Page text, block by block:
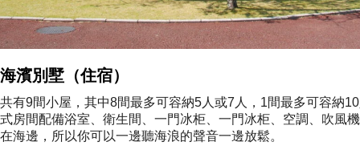
海濱別墅（住宿）
共有9間小屋，其中8間最多可容納5人或7人，1間最多可容納
式房間配備浴室、衛生間、一門冰柜、一門冰柜、空調、吹風
在海邊，所以你可以一邊聽海浪的聲音一邊放鬆。